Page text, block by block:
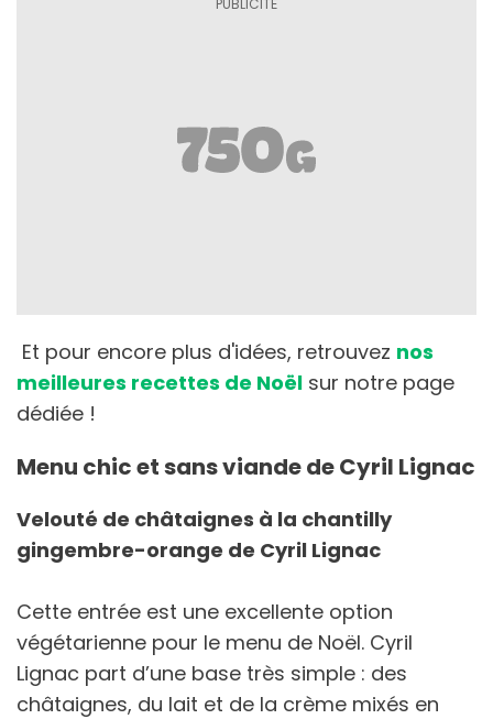
Et pour encore plus d'idées, retrouvez nos
meilleures recettes de Noël sur notre page
dédiée !
Menu chic et sans viande de Cyril Lignac
Velouté de châtaignes à la chantilly
gingembre-orange de Cyril Lignac
Cette entrée est une excellente option
végétarienne pour le menu de Noël. Cyril
Lignac part d’une base très simple : des
châtaignes, du lait et de la crème mixés en